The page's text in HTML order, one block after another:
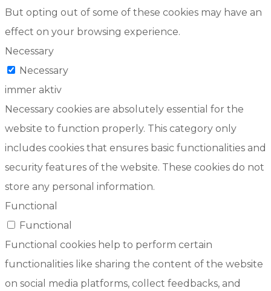
But opting out of some of these cookies may have an
effect on your browsing experience.
Necessary
Necessary
immer aktiv
Necessary cookies are absolutely essential for the
website to function properly. This category only
includes cookies that ensures basic functionalities and
security features of the website. These cookies do not
store any personal information.
Functional
Functional
Functional cookies help to perform certain
functionalities like sharing the content of the website
on social media platforms, collect feedbacks, and